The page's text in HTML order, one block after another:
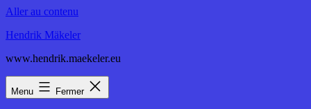
Aller au contenu
Hendrik Mäkeler
www.hendrik.maekeler.eu
Menu Fermer